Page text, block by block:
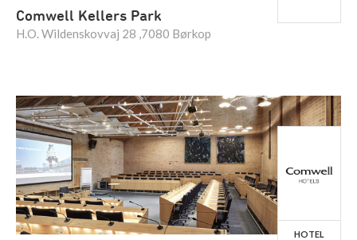
Comwell Kellers Park
H.O. Wildenskovvaj 28 ,7080 Børkop
HOTEL